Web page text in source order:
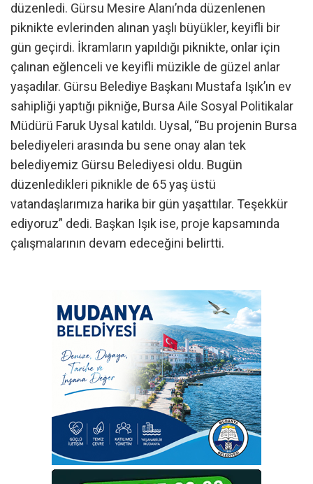
düzenledi. Gürsu Mesire Alanı’nda düzenlenen
piknikte evlerinden alınan yaşlı büyükler, keyifli bir
gün geçirdi. İkramların yapıldığı piknikte, onlar için
çalınan eğlenceli ve keyifli müzikle de güzel anlar
yaşadılar. Gürsu Belediye Başkanı Mustafa Işık’ın ev
sahipliği yaptığı pikniğe, Bursa Aile Sosyal Politikalar
Müdürü Faruk Uysal katıldı. Uysal, “Bu projenin Bursa
belediyeleri arasında bu sene onay alan tek
belediyemiz Gürsu Belediyesi oldu. Bugün
düzenledikleri piknikle de 65 yaş üstü
vatandaşlarımıza harika bir gün yaşattılar. Teşekkür
ediyoruz” dedi. Başkan Işık ise, proje kapsamında
çalışmalarının devam edeceğini belirtti.